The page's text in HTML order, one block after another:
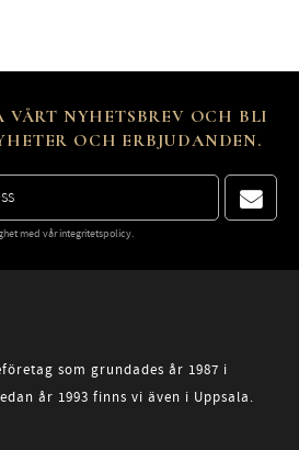
VÅRT NYHETSBREV OCH BLI
OCH ERBJUDANDEN.
med vårintegritetspolicy.
som grundades år 1987 i
år 1993 finns vi även i Uppsala.